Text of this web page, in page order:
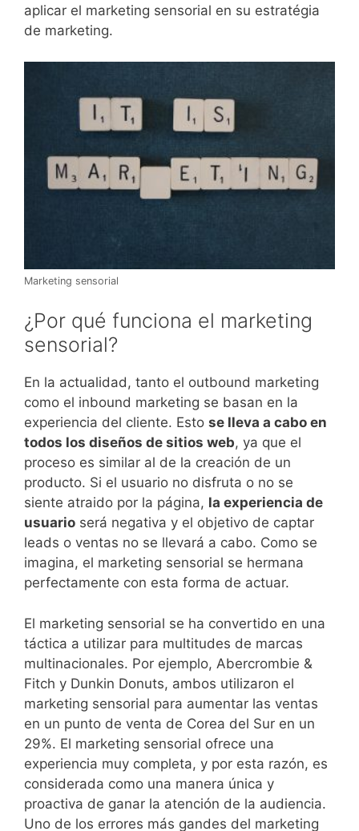
aplicar el marketing sensorial en su estratégia
de marketing.
Marketing sensorial
¿Por qué funciona el marketing
sensorial?
En la actualidad, tanto el outbound marketing
como el inbound marketing se basan en la
experiencia del cliente. Esto se lleva a cabo en
todos los diseños de sitios web, ya que el
proceso es similar al de la creación de un
producto. Si el usuario no disfruta o no se
siente atraido por la página, la experiencia de
usuario será negativa y el objetivo de captar
leads o ventas no se llevará a cabo. Como se
imagina, el marketing sensorial se hermana
perfectamente con esta forma de actuar.
El marketing sensorial se ha convertido en una
táctica a utilizar para multitudes de marcas
multinacionales. Por ejemplo, Abercrombie &
Fitch y Dunkin Donuts, ambos utilizaron el
marketing sensorial para aumentar las ventas
en un punto de venta de Corea del Sur en un
29%. El marketing sensorial ofrece una
experiencia muy completa, y por esta razón, es
considerada como una manera única y
proactiva de ganar la atención de la audiencia.
Uno de los errores más gandes del marketing